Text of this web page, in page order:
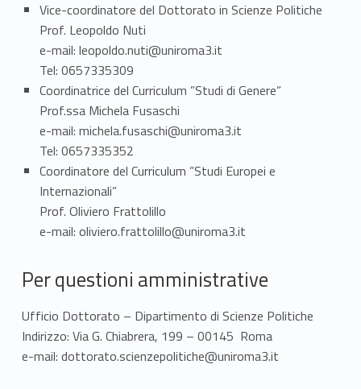
Vice-coordinatore del Dottorato in Scienze Politiche
Prof. Leopoldo Nuti
e-mail: leopoldo.nuti@uniroma3.it
Tel: 0657335309
Coordinatrice del Curriculum ”Studi di Genere”
Prof.ssa Michela Fusaschi
e-mail: michela.fusaschi@uniroma3.it
Tel: 0657335352
Coordinatore del Curriculum ”Studi Europei e
Internazionali”
Prof. Oliviero Frattolillo
e-mail: oliviero.frattolillo@uniroma3.it
Per questioni amministrative
Ufficio Dottorato – Dipartimento di Scienze Politiche
Indirizzo: Via G. Chiabrera, 199 – 00145 Roma
e-mail: dottorato.scienzepolitiche@uniroma3.it